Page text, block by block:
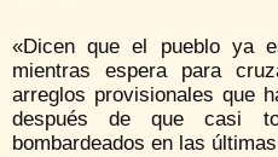
«Dicen que el pueblo ya
mientras espera para
arreglos provisionales que
después de que casi
bombardeados en las